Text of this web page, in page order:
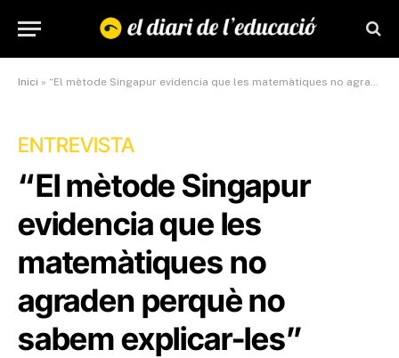
Inici » “El mètode Singapur evidencia que les matemàtiques no agraden perquè no sabem explicar-les”
ENTREVISTA
“El mètode Singapur
evidencia que les
matemàtiques no
agraden perquè no
sabem explicar-les”